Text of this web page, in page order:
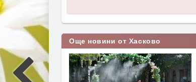
Още новини от Хасково